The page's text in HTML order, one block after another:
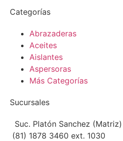
Categorías
Abrazaderas
Aceites
Aislantes
Aspersoras
Más Categorías
Sucursales
Suc. Platón Sanchez (Matriz)
(81) 1878 3460 ext. 1030